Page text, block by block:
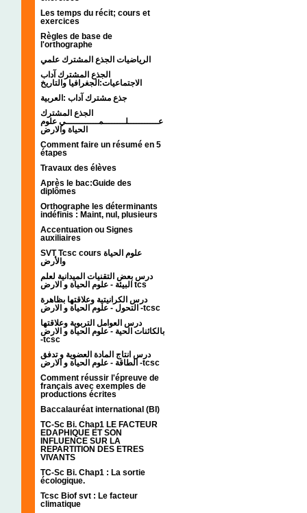
Les temps du récit; cours et
exercices
Règles de base de
l'orthographe
الرياضيات الجذع المشترك علمي
الجذع المشترك آداب
الاجتماعيات:الجغرافيا والتاريخ
جذع مشترك آداب :العربية
الجذع المشترك
عـــــــــــلــــــــمــــــــــــي علوم
الحياة والارض
Comment faire un résumé en 5
étapes
Travaux des élèves
Après le bac:Guide des
diplômes
Orthographe les déterminants
indéfinis : Maint, nul, plusieurs
Accentuation ou Signes
auxiliaires
SVT Tcsc cours علوم الحياة
والأرض
درس بعض التقنيات الميدانية لعلم
البيئة - علوم الحياة و الارض tcs
درس الكرانيتية وعلاقتها بظاهرة
التحول - علوم الحياة و الارض -tcsc
درس العوامل التربوية وعلاقتها
بالكائنات الحية - علوم الحياة و الارض
-tcsc
درس انتاج المادة العضوية و تدفق
الطاقة - علوم الحياة و الارض -tcsc
Comment réussir l'épreuve de
français avec exemples de
productions écrites
Baccalauréat international (BI)
TC-Sc Bi. Chap1 LE FACTEUR
EDAPHIQUE ET SON
INFLUENCE SUR LA
REPARTITION DES ETRES
VIVANTS
TC-Sc Bi. Chap1 : La sortie
écologique.
Tcsc Biof svt : Le facteur
climatique